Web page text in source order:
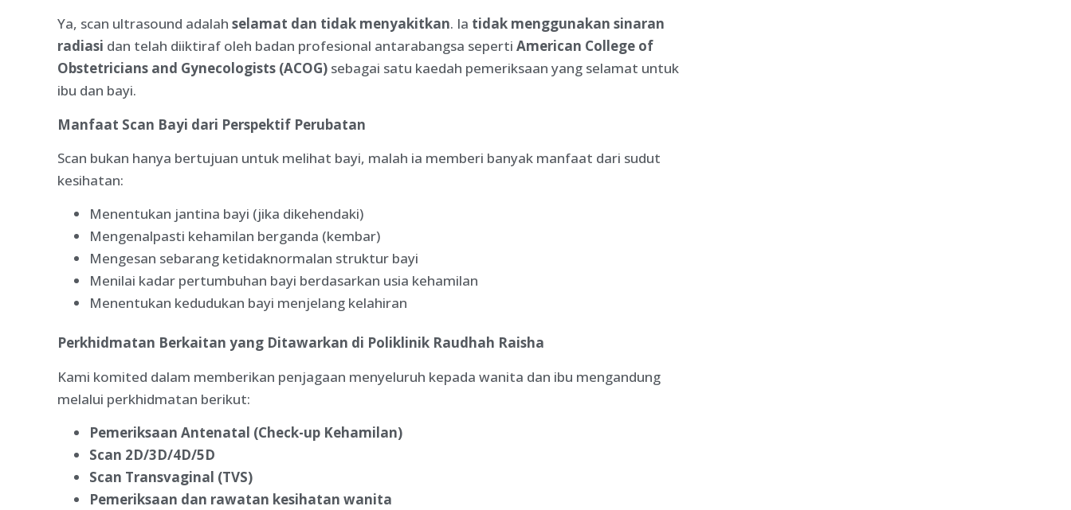
Ya, scan ultrasound adalah selamat dan tidak menyakitkan. Ia tidak menggunakan sinaran
radiasi dan telah diiktiraf oleh badan profesional antarabangsa seperti American College of
Obstetricians and Gynecologists (ACOG) sebagai satu kaedah pemeriksaan yang selamat untuk
ibu dan bayi.
Manfaat Scan Bayi dari Perspektif Perubatan
Scan bukan hanya bertujuan untuk melihat bayi, malah ia memberi banyak manfaat dari sudut
kesihatan:
Menentukan jantina bayi (jika dikehendaki)
Mengenalpasti kehamilan berganda (kembar)
Mengesan sebarang ketidaknormalan struktur bayi
Menilai kadar pertumbuhan bayi berdasarkan usia kehamilan
Menentukan kedudukan bayi menjelang kelahiran
Perkhidmatan Berkaitan yang Ditawarkan di Poliklinik Raudhah Raisha
Kami komited dalam memberikan penjagaan menyeluruh kepada wanita dan ibu mengandung
melalui perkhidmatan berikut:
Pemeriksaan Antenatal (Check-up Kehamilan)
Scan 2D/3D/4D/5D
Scan Transvaginal (TVS)
Pemeriksaan dan rawatan kesihatan wanita